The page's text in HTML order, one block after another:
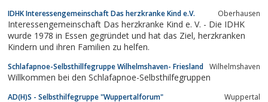
IDHK Interessengemeinschaft Das herzkranke Kind e.V. Oberhausen
Interessengemeinschaft Das herzkranke Kind e. V. - Die IDHK
wurde 1978 in Essen gegründet und hat das Ziel, herzkranken
Kindern und ihren Familien zu helfen.
Schlafapnoe-Selbsthillfegruppe Wilhelmshaven- Friesland Wilhelmshaven
Willkommen bei den Schlafapnoe-Selbsthilfegruppen
AD(H)S - Selbsthilfegruppe "Wuppertalforum" Wuppertal